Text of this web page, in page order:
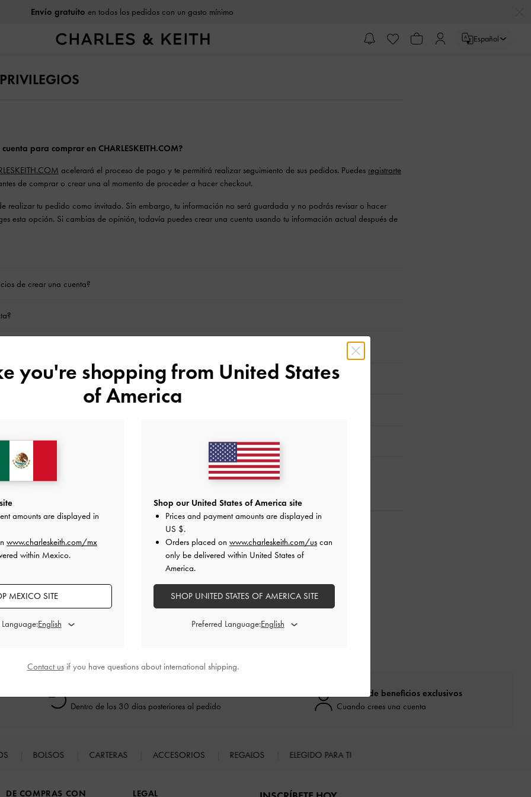
Envío gratuito en todos los pedidos con un gasto mínimo
Español
para comprar en CHARLESKEITH.COM?
acelerará el proceso de pago y te permitirá realizar seguimiento de sus pedidos. Puedes registrarte
de comprar o crear una al momento de proceder a hacer checkout.
realizar tu pedido como invitado. Sin embargo, tu información no será guardada y no podrás revisar o hacer
esta opción. Si cambias de opinión, todavía puedes crear una cuenta usando tu información actual después de
de crear una cuenta?
mi cuenta?
o actualizar la información en mi cuenta?
o actualizar mis direcciones de envío y facturación?
en miembro Priviledge de CHARLES & KEITH?
Dentro de los 30 días posteriores al pedido
Disfruta de beneficios exclusivos
Cuando crees una cuenta
BOLSOS CARTERAS ACCESORIOS REGALOS ELEGIDO PARA TI
DE COMPRAS CON LEGAL
you're shopping from United States
of America
amounts are displayed in
www.charleskeith.com/mx
within Mexico.
MEXICO SITE
Shop our United States of America site
Prices and payment amounts are displayed in
US $.
Orders placed on www.charleskeith.com/us can
only be delivered within United States of
America.
SHOP UNITED STATES OF AMERICA SITE
Preferred Language:
Contact usif you have questions about international shipping.